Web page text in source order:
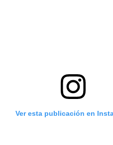
Ver esta publicación en